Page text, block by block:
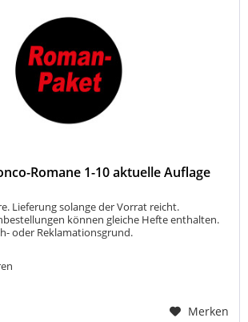
Romane 1-10 aktuelle Auflage
Lieferung solange der Vorrat reicht.
können gleiche Hefte enthalten.
oder Reklamationsgrund.
Merken